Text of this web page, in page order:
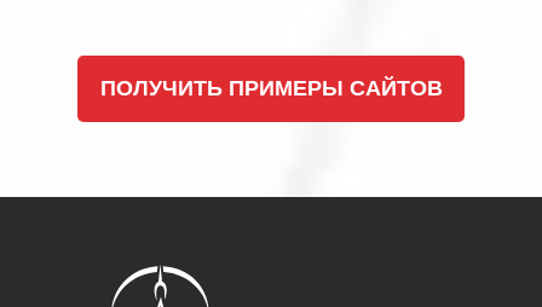
ПОЛУЧИТЬ ПРИМЕРЫ САЙТОВ